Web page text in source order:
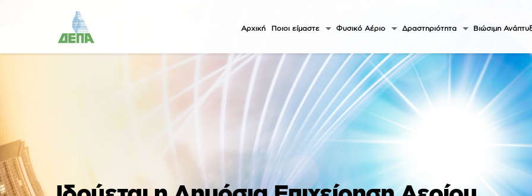
Αρχική Ποιοι είμαστε Φυσικό Αέριο Δραστηριότητα Βιώσιμη